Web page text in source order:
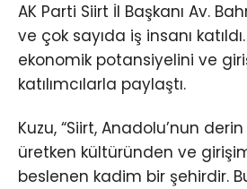
AK Parti Siirt İl Başkanı Av.
ve çok sayıda iş insanı katıldı.
ekonomik potansiyelini ve
katılımcılarla paylaştı.
Kuzu, “Siirt, Anadolu’nun
üretken kültüründen ve
beslenen kadim bir şehirdir.